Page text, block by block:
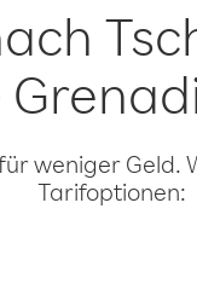
weniger Geld.
Tarifoptionen: